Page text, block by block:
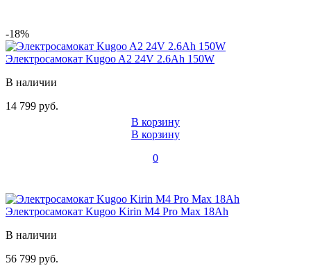
-18%
Электросамокат Kugoo A2 24V 2.6Ah 150W
В наличии
14 799 руб.
В корзину
В корзину
0
Электросамокат Kugoo Kirin M4 Pro Max 18Ah
В наличии
56 799 руб.